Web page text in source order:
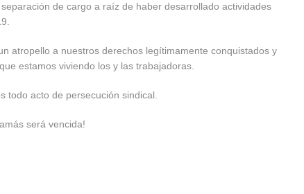
de cargo a raíz de haber desarrollado actividades
atropello a nuestros derechos legítimamente conquistados y
estamos viviendo los y las trabajadoras.
todo acto de persecución sindical.
será vencida!